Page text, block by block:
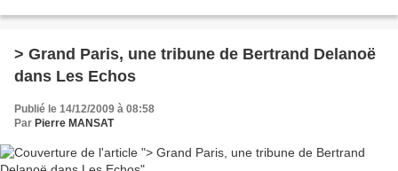
> Grand Paris, une tribune de Bertrand Delanoë
dans Les Echos
Publié le 14/12/2009 à 08:58
Par Pierre MANSAT